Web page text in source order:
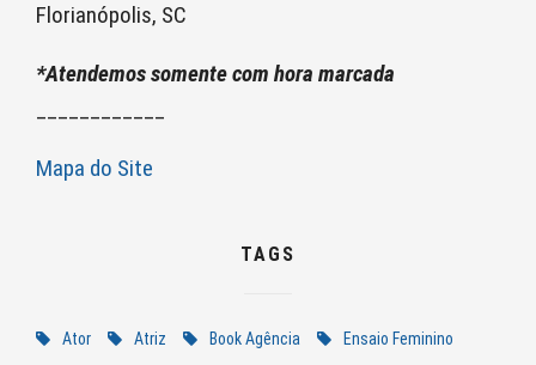
Florianópolis, SC
*Atendemos somente com hora marcada
Mapa do Site
TAGS
Ator Atriz Book Agência
Ensaio Feminino